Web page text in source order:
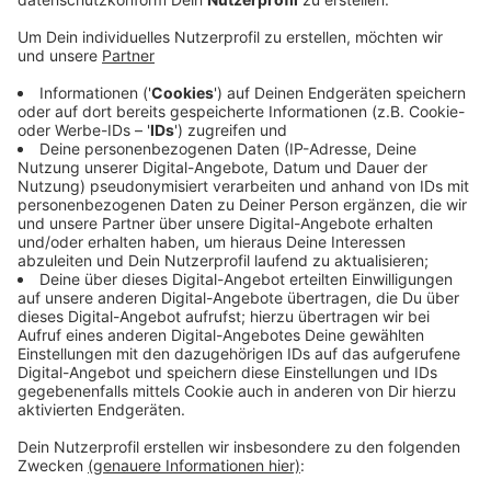
Anzeige
Mit dem Ende der ersten beiden Bauabschnitte könne
die Vollsperrung der K3 aufgehoben werden, teilt der
Kreis Viersen mit. Kommenden Montag (03.04.) sollen
dann die letzten beiden Bauabschnitte auf der K3
starten. Die befinden sich im Bereich zwischen dem
Radweg am Königsbach und dem Ortseingang Leuth.
Hier muss die Fahrbahn halbseitig gesperrt und der
Verkehr mit einer Baustellenampel geregelt werden.
Die Arbeiten werden voraussichtlich bis Juli andauern -
wenn denn das Wetter mitspielt, so der Kreis Viersen.
Anzeige